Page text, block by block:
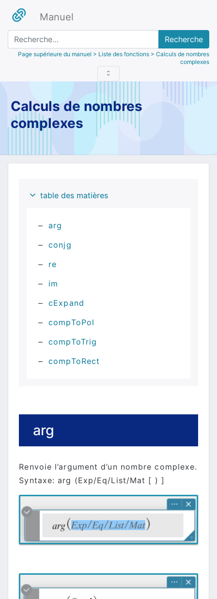
Manuel
Recherche
Page supérieure du manuel > Liste des fonctions > Calculs de nombres
complexes
Calculs de nombres
complexes
table des matières
arg
conjg
re
im
cExpand
compToPol
compToTrig
compToRect
arg
Renvoie l’argument d’un nombre complexe.
Syntaxe: arg (Exp/Eq/List/Mat [ ) ]